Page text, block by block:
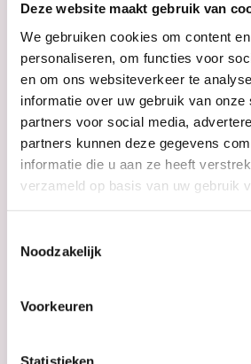
Deze website maakt gebruik van
We gebruiken cookies om content
personaliseren, om functies voor
en om ons websiteverkeer te
informatie over uw gebruik van onze
partners voor social media,
partners kunnen deze gegevens
informatie die u aan ze heeft
verzameld op basis van uw gebruik
Noodzakelijk
Voorkeuren
Op voorraad
Creme of Nature
Op
eerste